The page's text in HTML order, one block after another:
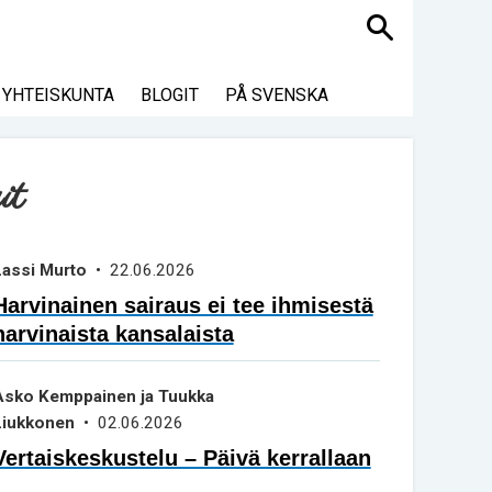
Haku
YHTEISKUNTA BLOGIT PÅ SVENSKA
Murto • 22.06.2026
sairaus ei tee ihmisestä
kansalaista
Kemppainen ja Tuukka
• 02.06.2026
– Päivä kerrallaan